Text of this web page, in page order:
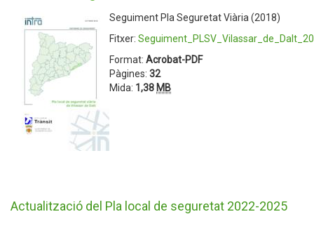
Seguiment Pla Seguretat Viària (2018)
Fitxer:
Format: Acrobat-PDF
Pàgines: 32
Mida: 1,38 MB
Actualització del Pla local de seguretat 2022-2025